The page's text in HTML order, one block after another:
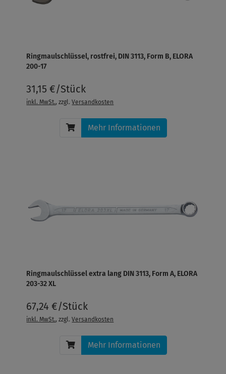
Ringmaulschlüssel, rostfrei, DIN 3113, Form B, ELORA
200-17
31,15 €/Stück
inkl. MwSt., zzgl.Versandkosten
Mehr Informationen
Ringmaulschlüssel extra lang DIN 3113, Form A, ELORA
203-32 XL
67,24 €/Stück
inkl. MwSt., zzgl.Versandkosten
Mehr Informationen